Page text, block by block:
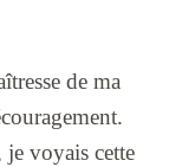
de ma
je voyais cette